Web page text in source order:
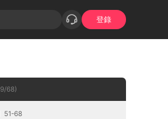
登錄
9/68)
51-68